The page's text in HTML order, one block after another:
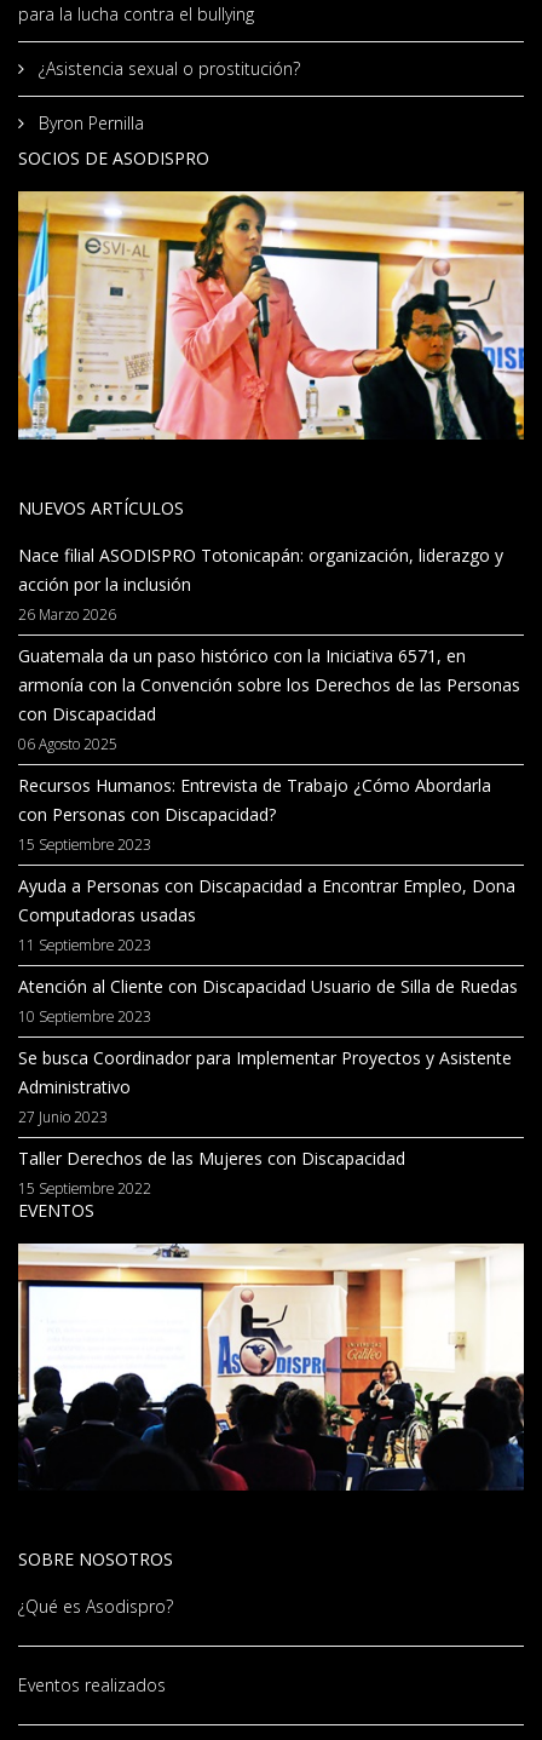
para la lucha contra el bullying
¿Asistencia sexual o prostitución?
Byron Pernilla
SOCIOS DE ASODISPRO
NUEVOS ARTÍCULOS
Nace filial ASODISPRO Totonicapán: organización, liderazgo y
acción por la inclusión
26 Marzo 2026
Guatemala da un paso histórico con la Iniciativa 6571, en
armonía con la Convención sobre los Derechos de las Personas
con Discapacidad
06 Agosto 2025
Recursos Humanos: Entrevista de Trabajo ¿Cómo Abordarla
con Personas con Discapacidad?
15 Septiembre 2023
Ayuda a Personas con Discapacidad a Encontrar Empleo, Dona
Computadoras usadas
11 Septiembre 2023
Atención al Cliente con Discapacidad Usuario de Silla de Ruedas
10 Septiembre 2023
Se busca Coordinador para Implementar Proyectos y Asistente
Administrativo
27 Junio 2023
Taller Derechos de las Mujeres con Discapacidad
15 Septiembre 2022
EVENTOS
SOBRE NOSOTROS
¿Qué es Asodispro?
Eventos realizados